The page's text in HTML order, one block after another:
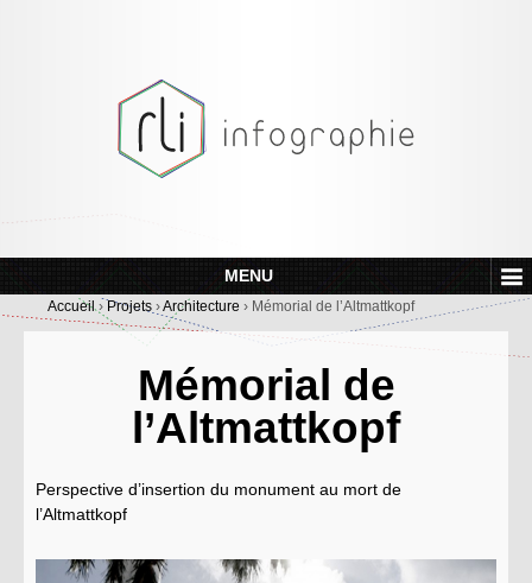
MENU
Accueil › Projets ›Architecture › Mémorial de l’Altmattkopf
Mémorial de
l’Altmattkopf
Perspective d’insertion du monument au mort de
l’Altmattkopf